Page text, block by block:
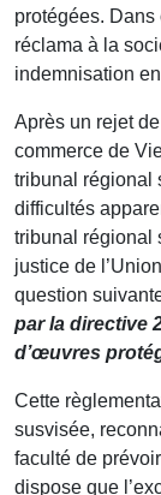
protégées. Dans
réclama à la
indemnisation
Après un rejet
commerce de
tribunal régional
difficultés
tribunal régional
justice de
question
par la directive
d’œuvres
Cette
susvisée,
faculté de
dispose que